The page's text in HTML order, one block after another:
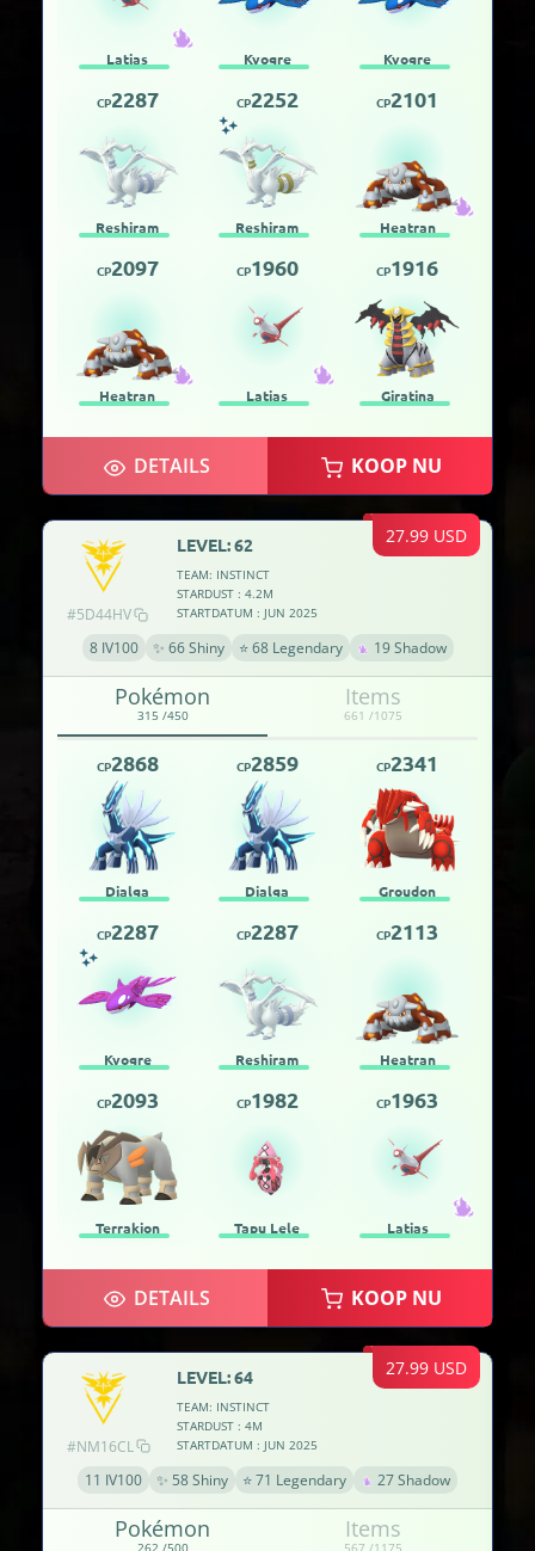
Latias Kyogre Kyogre
CP2287
Reshiram
CP2252
Reshiram
CP2101
Heatran
CP2097
Heatran
CP1960
Latias
CP1916
Giratina
DETAILS KOOP NU
27.99 USD
#5D44HV
LEVEL: 62
TEAM: INSTINCT
STARDUST : 4.2M
STARTDATUM : JUN 2025
8 IV100 ✨ 66 Shiny ⭐ 68 Legendary 19 Shadow
Pokémon
315 /450
Items
661 /1075
CP2868
Dialga
CP2859
Dialga
CP2341
Groudon
CP2287
Kyogre
CP2287
Reshiram
CP2113
Heatran
CP2093
Terrakion
CP1982
Tapu Lele
CP1963
Latias
DETAILS KOOP NU
27.99 USD
#NM16CL
LEVEL: 64
TEAM: INSTINCT
STARDUST : 4M
STARTDATUM : JUN 2025
11 IV100 ✨ 58 Shiny ⭐ 71 Legendary 27 Shadow
Pokémon
262 /500
Items
567 /1175